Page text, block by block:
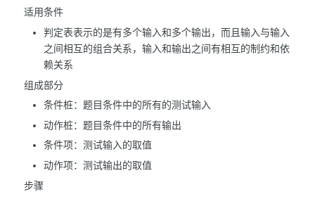
适用条件
判定表表示的是有多个输入和多个输出，而且输入与输入
之间相互的组合关系，输入和输出之间有相互的制约和依
赖关系
组成部分
条件桩：题目条件中的所有的测试输入
动作桩：题目条件中的所有输出
条件项：测试输入的取值
动作项：测试输出的取值
步骤